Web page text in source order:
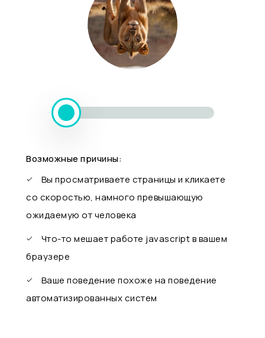
Возможные причины:
Вы просматриваете страницы и кликаете
со скоростью, намного превышающую
ожидаемую от человека
Что-то мешает работе javascript в вашем
браузере
Ваше поведение похоже на поведение
автоматизированных систем